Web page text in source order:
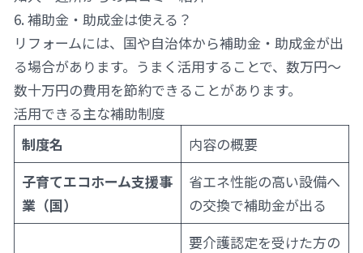
6. 補助金・助成金は使える？
リフォームには、国や自治体から補助金・助成金が出
る場合があります。うまく活用することで、数万円〜
数十万円の費用を節約できることがあります。
活用できる主な補助制度
制度名
内容の概要
子育てエコホーム支援事
業（国）
省エネ性能の高い設備へ
の交換で補助金が出る
要介護認定を受けた方の